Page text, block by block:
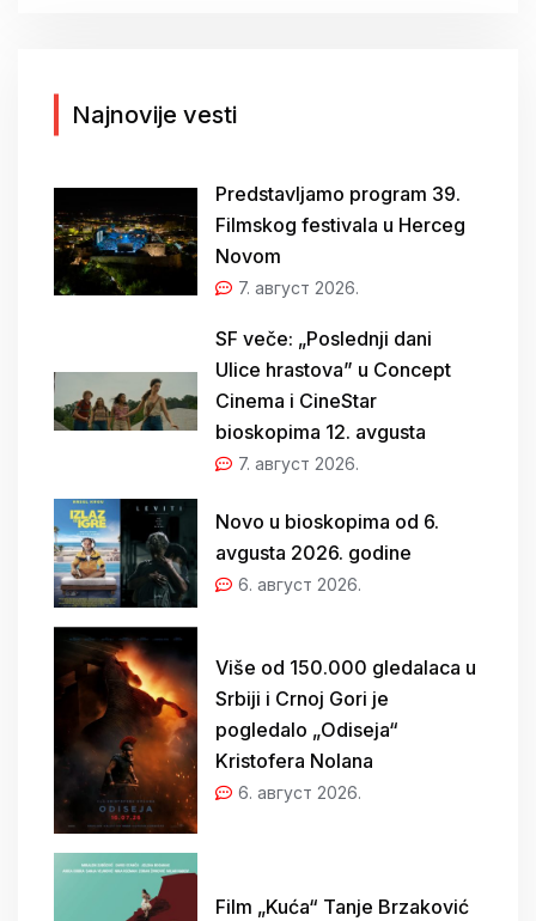
:
Najnovije vesti
Predstavljamo program 39.
Filmskog festivala u Herceg
Novom
7. август 2026.
SF veče: „Poslednji dani
Ulice hrastova” u Concept
Cinema i CineStar
bioskopima 12. avgusta
7. август 2026.
Novo u bioskopima od 6.
avgusta 2026. godine
6. август 2026.
Više od 150.000 gledalaca u
Srbiji i Crnoj Gori je
pogledalo „Odiseja“
Kristofera Nolana
6. август 2026.
Film „Kuća“ Tanje Brzaković